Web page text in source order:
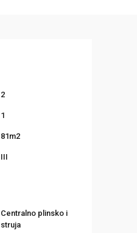
2
1
81m2
III
Centralno plinsko i
struja